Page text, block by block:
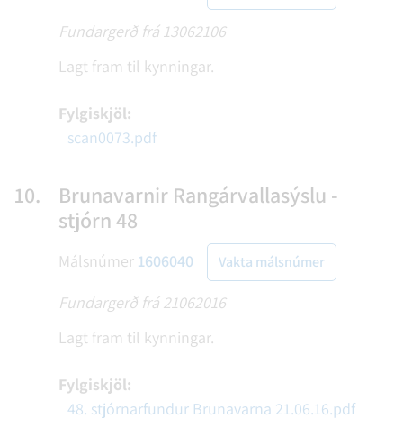
Fundargerð frá 13062106
Lagt fram til kynningar.
Fylgiskjöl:
scan0073.pdf
10.
Brunavarnir Rangárvallasýslu -
stjórn 48
Málsnúmer 1606040 Vakta málsnúmer
Fundargerð frá 21062016
Lagt fram til kynningar.
Fylgiskjöl:
48. stjórnarfundur Brunavarna 21.06.16.pdf